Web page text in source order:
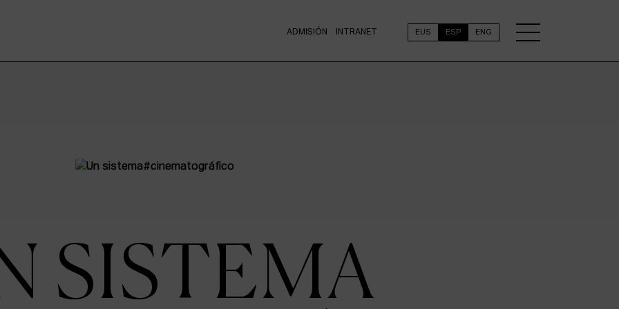
ADMISIÓN INTRANET EUS ESP ENG
SISTEMA